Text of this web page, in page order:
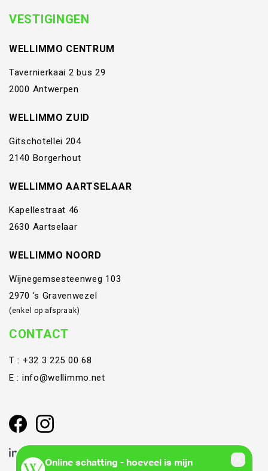
VESTIGINGEN
WELLIMMO CENTRUM
Tavernierkaai 2 bus 29
2000 Antwerpen
WELLIMMO ZUID
Gitschotellei 204
2140 Borgerhout
WELLIMMO AARTSELAAR
Kapellestraat 46
2630 Aartselaar
WELLIMMO NOORD
Wijnegemsesteenweg 103
2970 's Gravenwezel
(enkel op afspraak)
CONTACT
T : +32 3 225 00 68
E : info@wellimmo.net